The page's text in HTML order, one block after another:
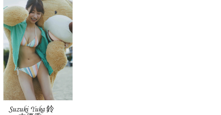
Suzuki Yuka 鈴